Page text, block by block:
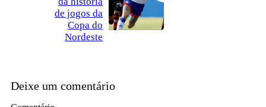
de jogos da
Copa do
Nordeste
Deixe um comentário